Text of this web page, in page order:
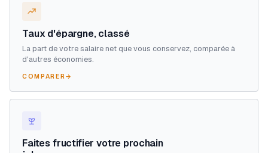
Taux d'épargne, classé
La part de votre salaire net que vous conservez, comparée à
d'autres économies.
COMPARER→
Faites fructifier votre prochain